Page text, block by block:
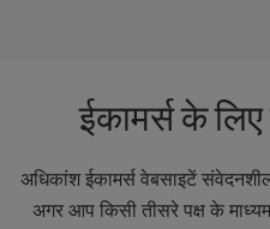
ईकामर्स के लिए
अधिकांश ईकामर्स वेबसाइटें
अगर आप किसी तीसरे पक्ष के